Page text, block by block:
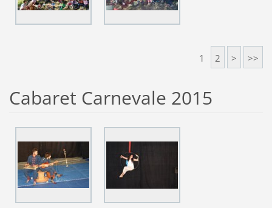
1 2 > >>
Cabaret Carnevale 2015